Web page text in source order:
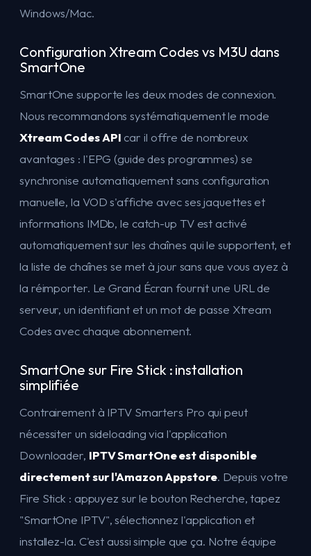
Windows/Mac.
Configuration Xtream Codes vs M3U dans
SmartOne
SmartOne supporte les deux modes de connexion.
Nous recommandons systématiquement le mode
Xtream Codes API car il offre de nombreux
avantages : l'EPG (guide des programmes) se
synchronise automatiquement sans configuration
manuelle, la VOD s'affiche avec ses jaquettes et
informations IMDb, le catch-up TV est activé
automatiquement sur les chaînes qui le supportent, et
la liste de chaînes se met à jour sans que vous ayez à
la réimporter. Le Grand Écran fournit une URL de
serveur, un identifiant et un mot de passe Xtream
Codes avec chaque abonnement.
SmartOne sur Fire Stick : installation
simplifiée
Contrairement à IPTV Smarters Pro qui peut
nécessiter un sideloading via l'application
Downloader, IPTV SmartOne est disponible
directement sur l'Amazon Appstore. Depuis votre
Fire Stick : appuyez sur le bouton Recherche, tapez
"SmartOne IPTV", sélectionnez l'application et
installez-la. C'est aussi simple que ça. Notre équipe